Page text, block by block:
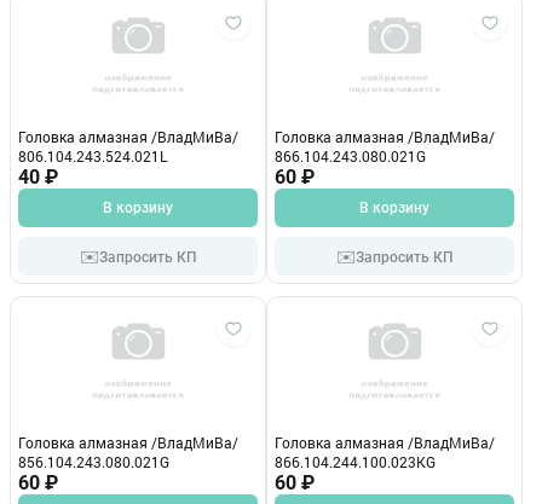
Головка алмазная /ВладМиВа/
806.104.243.524.021L
40 ₽
В корзину
✉️Запросить КП
Головка алмазная /ВладМиВа/
866.104.243.080.021G
60 ₽
В корзину
✉️Запросить КП
Головка алмазная /ВладМиВа/
856.104.243.080.021G
60 ₽
Головка алмазная /ВладМиВа/
866.104.244.100.023КG
60 ₽